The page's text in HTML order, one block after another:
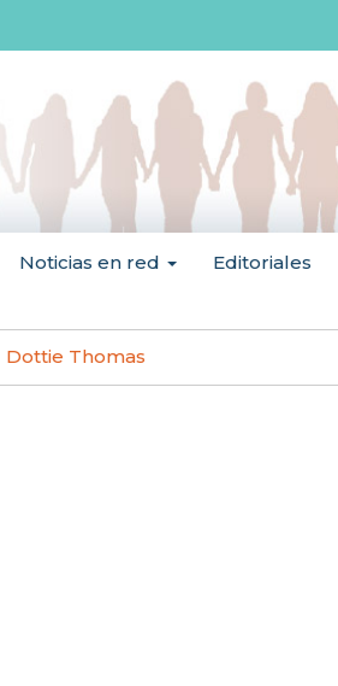
Noticias en red Editoriales
Dottie Thomas